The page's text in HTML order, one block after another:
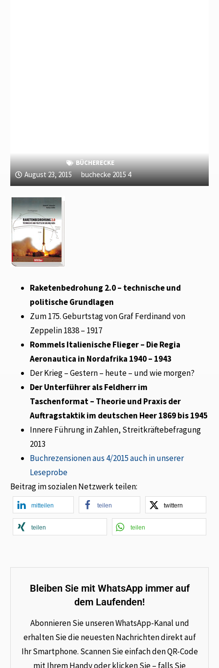
BÜCHERECKE
August 23, 2015 buchecke 2015 4
Raketenbedrohung 2.0 – technische und
politische Grundlagen
Zum 175. Geburtstag von Graf Ferdinand von
Zeppelin 1838 – 1917
Rommels Italienische Flieger – Die Regia
Aeronautica in Nordafrika 1940 – 1943
Der Krieg – Gestern – heute – und wie morgen?
Der Unterführer als Feldherr im
Taschenformat – Theorie und Praxis der
Auftragstaktik im deutschen Heer 1869 bis 1945
Innere Führung in Zahlen, Streitkräftebefragung
2013
Buchrezensionen aus 4/2015 auch in unserer
Leseprobe
Beitrag im sozialen Netzwerk teilen:
mitteilen teilen twittern
teilen teilen
Bleiben Sie mit WhatsApp immer auf
dem Laufenden!
Abonnieren Sie unseren WhatsApp-Kanal und
erhalten Sie die neuesten Nachrichten direkt auf
Ihr Smartphone. Scannen Sie einfach den QR-Code
mit Ihrem Handy oder klicken Sie – falls Sie